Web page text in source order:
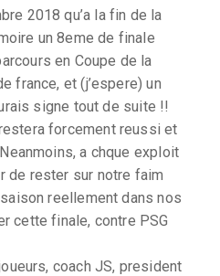
2018 qu’a la fin de la
un 8eme de finale
en Coupe de la
france, et (j’espere) un
signe tout de suite !!
forcement reussi et
a chque exploit
de rester sur notre faim
reellement dans nos
cette finale, contre PSG
coach JS, president